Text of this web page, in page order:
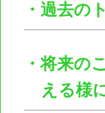
・過去の
・将来の
える様